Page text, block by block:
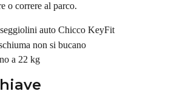
o correre al parco.
auto Chicco KeyFit
non si bucano
a 22 kg